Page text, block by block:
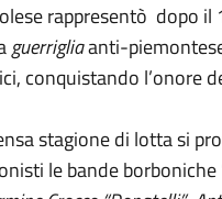
rappresentò dopo il
guerrigliaanti-
conquistando l’onore
stagione di lotta si
le bande borboniche